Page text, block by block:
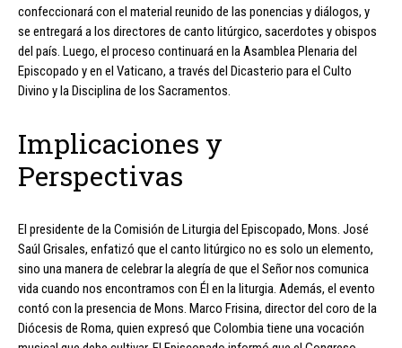
confeccionará con el material reunido de las ponencias y diálogos, y
se entregará a los directores de canto litúrgico, sacerdotes y obispos
del país. Luego, el proceso continuará en la Asamblea Plenaria del
Episcopado y en el Vaticano, a través del Dicasterio para el Culto
Divino y la Disciplina de los Sacramentos.
Implicaciones y
Perspectivas
El presidente de la Comisión de Liturgia del Episcopado, Mons. José
Saúl Grisales, enfatizó que el canto litúrgico no es solo un elemento,
sino una manera de celebrar la alegría de que el Señor nos comunica
vida cuando nos encontramos con Él en la liturgia. Además, el evento
contó con la presencia de Mons. Marco Frisina, director del coro de la
Diócesis de Roma, quien expresó que Colombia tiene una vocación